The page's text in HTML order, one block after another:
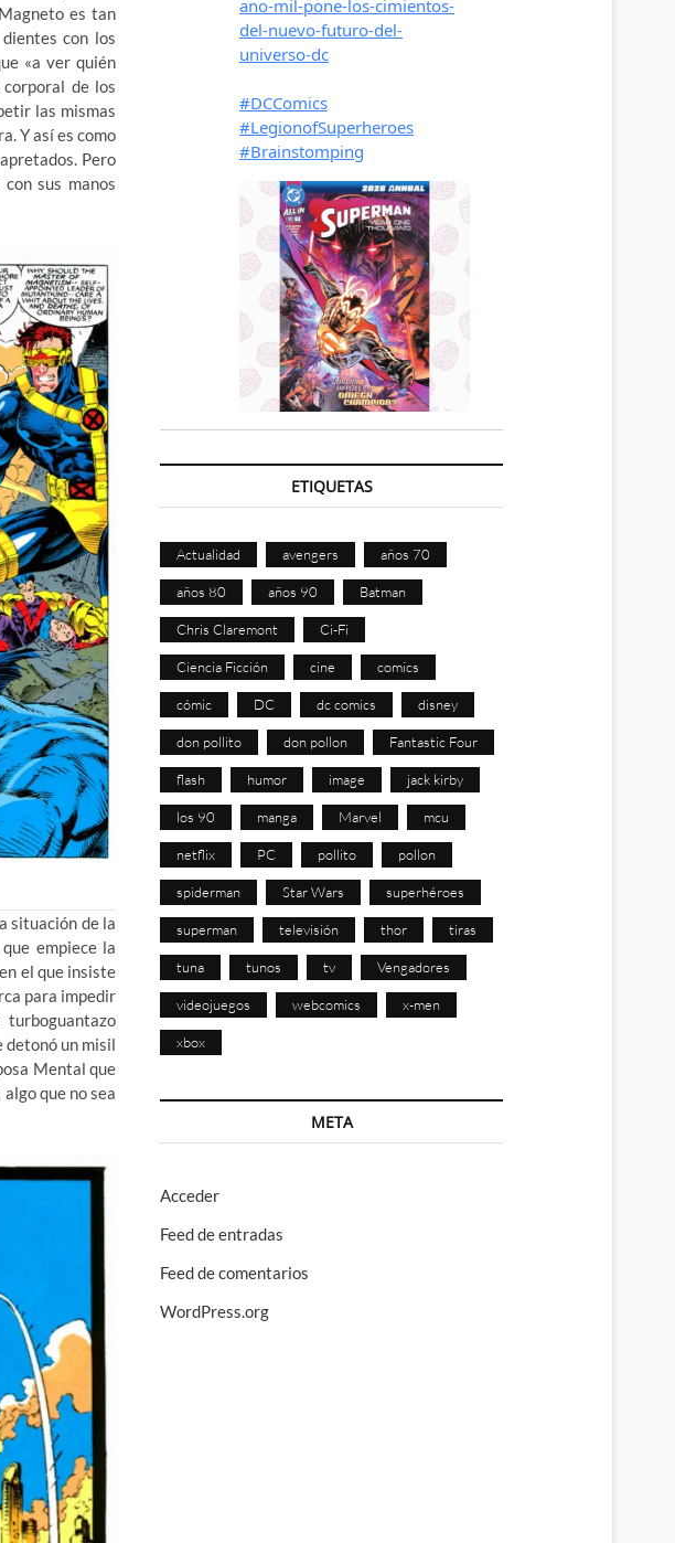
es tan
con los
«a ver quién
de los
las mismas
Y así es como
Pero
sus manos
situación de la
empiece la
el que insiste
para impedir
detonó un misil
Mental que
que no sea
ETIQUETAS
Actualidad avengers años 70
años 80 años 90 Batman
Chris Claremont Ci-Fi
Ciencia Ficción cine comics
cómic DC dc comics disney
don pollito don pollon Fantastic Four
flash humor image jack kirby
los 90 manga Marvel mcu
netflix PC pollito pollon
spiderman Star Wars superhéroes
superman televisión thor tiras
tuna tunos tv Vengadores
videojuegos webcomics x-men
xbox
META
Acceder
Feed de entradas
Feed de comentarios
WordPress.org